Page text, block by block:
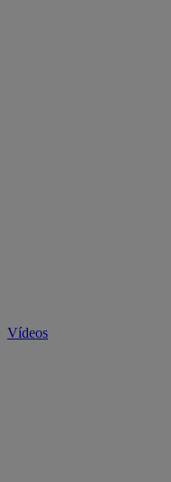
Vídeos